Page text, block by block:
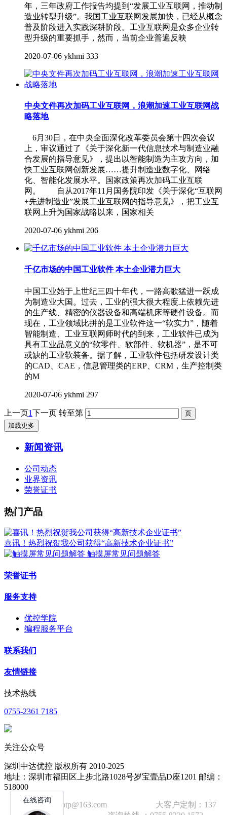
年，三年政府工作报告均提到“发展工业互联网，推动制
造业转型升级”。我国工业互联网发展加快，已经从概念
普及阶段进入实践深耕阶段。工业互联网是众多企业转
型升级的重要抓手，然而，当前企业普遍反映
2020-07-06 ykhmi 333
中央文件再次加码工业互联网，浪潮加速工业互联网战
略落地
6月30日，在中央全面深化改革委员会第十四次会议
上，审议通过了《关于深化新一代信息技术与制造业融
合发展的指导意见》，提出以智能制造为主攻方向，加
快工业互联网创新发展……提升制造业数字化、网络
化、智能化发展水平。国家政策再次加码工业互联
网。 自从2017年11月国务院印发《关于深化“互联网
+先进制造业”发展工业互联网的指导意见》，把工业互
联网上升为国家战略以来，国家相关
2020-07-06 ykhmi 206
千亿市场的中国工业软件 本土企业潜力巨大
中国工业始于上世纪三四十年代，一路高歌猛进一跃成
为制造业大国。过去，工业的强大很大程度上依赖先进
的生产线、精密的仪器设备和高端机床等硬件设备。而
现在，工业领域比拼的是工业软件这一“软实力”，随着
智能制造、工业互联网师时代的到来，工业软件已成为
具有工业品意义的“软零件、软部件、软机器”，是不可
或缺的工业软装备。据了解，工业软件包括研发设计类
的CAD、CAE，信息管理类的ERP、CRM，生产控制类
的M
2020-07-06 ykhmi 297
上一页1下一页 转至第
加载更多
新闻资讯
公司动态
业界资讯
荣誉证书
热门产品
喜讯！热烈祝贺我公司获得“高新技术企业证书”
触摸屏常见问题解答
荣誉证书
服务支持
优控学院
编程服务平台
联系我们
友情链接
技术热线
0755-2361 7185
关注公众号
深圳中达优控 版权所有 2010-2025
地址：深圳市福田区上步北路1028号岁宝壹品D座1201 邮编：
518000
技术邮箱：wzbtp@163.com 大客户定制：137